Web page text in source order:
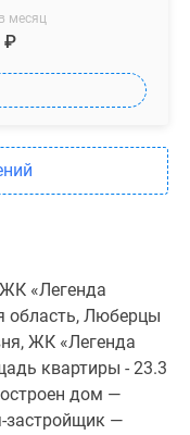
месяц
₽
«Легенда
область, Люберцы
ЖК «Легенда
квартиры - 23.3
дом —
застройщик —